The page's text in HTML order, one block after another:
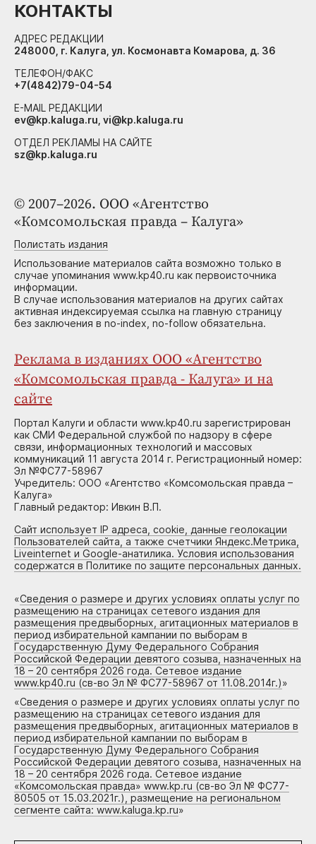
© 2007–2026. ООО «Агентство
«Комсомольская правда – Калуга»
Полистать издания
Использование материалов сайта возможно только в
случае упоминания www.kp40.ru как первоисточника
информации.
В случае использования материалов на других сайтах
активная индексируемая ссылка на главную страницу
без заключения в no-index, no-follow обязательна.
Реклама в изданиях ООО «Агентство
«Комсомольская правда - Калуга» и на
сайте
Портал Калуги и области www.kp40.ru зарегистрирован
как СМИ Федеральной службой по надзору в сфере
связи, информационных технологий и массовых
коммуникаций 11 августа 2014 г. Регистрационный номер:
Эл №ФС77-58967
Учредитель: ООО «Агентство «Комсомольская правда –
Калуга»
Главный редактор: Ивкин В.П.
Сайт использует IP адреса, cookie, данные геолокации
Пользователей сайта, а также счетчики Яндекс.Метрика,
Liveinternet и Google-анатилика. Условия использования
содержатся в Политике по защите персональных данных.
«Сведения о размере и других условиях оплаты услуг по
размещению на страницах сетевого издания для
размещения предвыборных, агитационных материалов в
период избирательной кампании по выборам в
Государственную Думу Федерального Собрания
Российской Федерации девятого созыва, назначенных на
18 – 20 сентября 2026 года. Сетевое издание
www.kp40.ru (св-во Эл № ФС77-58967 от 11.08.2014г.)»
«Сведения о размере и других условиях оплаты услуг по
размещению на страницах сетевого издания для
размещения предвыборных, агитационных материалов в
период избирательной кампании по выборам в
Государственную Думу Федерального Собрания
Российской Федерации девятого созыва, назначенных на
18 – 20 сентября 2026 года. Сетевое издание
«Комсомольская правда» www.kp.ru (св-во Эл № ФС77-
80505 от 15.03.2021г.), размещение на региональном
сегменте сайта: www.kaluga.kp.ru»
КОНТАКТЫ
АДРЕС РЕДАКЦИИ
248000, г. Калуга, ул. Космонавта Комарова, д. 36
ТЕЛЕФОН/ФАКС
+7(4842)79-04-54
E-MAIL РЕДАКЦИИ
ev@kp.kaluga.ru, vi@kp.kaluga.ru
ОТДЕЛ РЕКЛАМЫ НА САЙТЕ
sz@kp.kaluga.ru